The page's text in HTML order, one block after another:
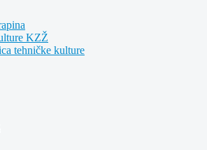
KZŽ
tehničke kulture